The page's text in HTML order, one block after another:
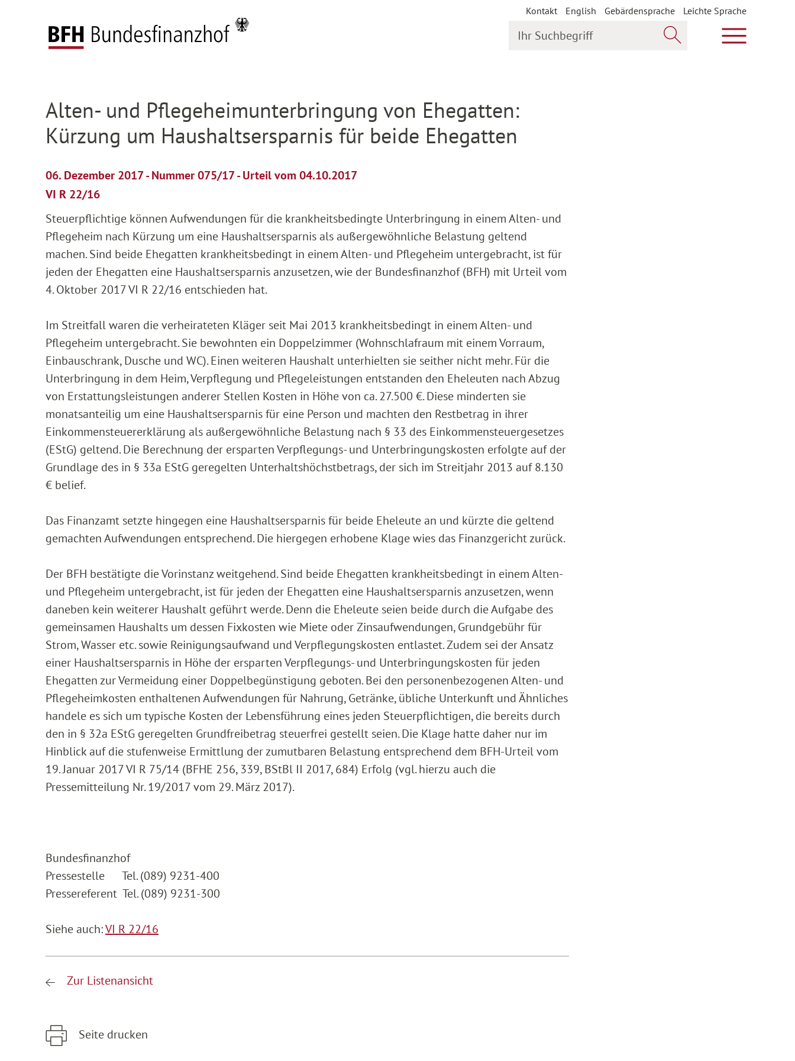
Kontakt English Gebärdensprache
Leichte Sprache
Hauptmenü
Startseite
Alten- und Pflegeheimunterbringung von Ehegatten:
Kürzung um Haushaltsersparnis für beide Ehegatten
06. Dezember 2017 - Nummer 075/17 - Urteil vom 04.10.2017
VI R 22/16
Steuerpflichtige können Aufwendungen für die krankheitsbedingte Unterbringung in einem Alten- und
Pflegeheim nach Kürzung um eine Haushaltsersparnis als außergewöhnliche Belastung geltend
machen. Sind beide Ehegatten krankheitsbedingt in einem Alten- und Pflegeheim untergebracht, ist für
jeden der Ehegatten eine Haushaltsersparnis anzusetzen, wie der Bundesfinanzhof (BFH) mit Urteil vom
4. Oktober 2017 VI R 22/16 entschieden hat.
Im Streitfall waren die verheirateten Kläger seit Mai 2013 krankheitsbedingt in einem Alten- und
Pflegeheim untergebracht. Sie bewohnten ein Doppelzimmer (Wohnschlafraum mit einem Vorraum,
Einbauschrank, Dusche und WC). Einen weiteren Haushalt unterhielten sie seither nicht mehr. Für die
Unterbringung in dem Heim, Verpflegung und Pflegeleistungen entstanden den Eheleuten nach Abzug
von Erstattungsleistungen anderer Stellen Kosten in Höhe von ca. 27.500 €. Diese minderten sie
monatsanteilig um eine Haushaltsersparnis für eine Person und machten den Restbetrag in ihrer
Einkommensteuererklärung als außergewöhnliche Belastung nach § 33 des Einkommensteuergesetzes
(EStG) geltend. Die Berechnung der ersparten Verpflegungs- und Unterbringungskosten erfolgte auf der
Grundlage des in § 33a EStG geregelten Unterhaltshöchstbetrags, der sich im Streitjahr 2013 auf 8.130
€ belief.
Das Finanzamt setzte hingegen eine Haushaltsersparnis für beide Eheleute an und kürzte die geltend
gemachten Aufwendungen entsprechend. Die hiergegen erhobene Klage wies das Finanzgericht zurück.
Der BFH bestätigte die Vorinstanz weitgehend. Sind beide Ehegatten krankheitsbedingt in einem Alten-
und Pflegeheim untergebracht, ist für jeden der Ehegatten eine Haushaltsersparnis anzusetzen, wenn
daneben kein weiterer Haushalt geführt werde. Denn die Eheleute seien beide durch die Aufgabe des
gemeinsamen Haushalts um dessen Fixkosten wie Miete oder Zinsaufwendungen, Grundgebühr für
Strom, Wasser etc. sowie Reinigungsaufwand und Verpflegungskosten entlastet. Zudem sei der Ansatz
einer Haushaltsersparnis in Höhe der ersparten Verpflegungs- und Unterbringungskosten für jeden
Ehegatten zur Vermeidung einer Doppelbegünstigung geboten. Bei den personenbezogenen Alten- und
Pflegeheimkosten enthaltenen Aufwendungen für Nahrung, Getränke, übliche Unterkunft und Ähnliches
handele es sich um typische Kosten der Lebensführung eines jeden Steuerpflichtigen, die bereits durch
den in § 32a EStG geregelten Grundfreibetrag steuerfrei gestellt seien. Die Klage hatte daher nur im
Hinblick auf die stufenweise Ermittlung der zumutbaren Belastung entsprechend dem BFH-Urteil vom
19. Januar 2017 VI R 75/14 (BFHE 256, 339, BStBl II 2017, 684) Erfolg (vgl. hierzu auch die
Pressemitteilung Nr. 19/2017 vom 29. März 2017).
Bundesfinanzhof
Pressestelle Tel. (089) 9231-400
Pressereferent Tel. (089) 9231-300
Siehe auch:VI R 22/16
Zur Listenansicht
Seite drucken